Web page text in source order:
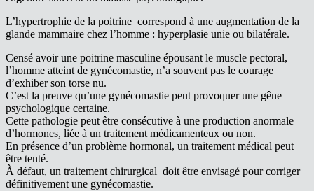
L’hypertrophie de la poitrine correspond à une augmentation de la
glande mammaire chez l’homme : hyperplasie unie ou bilatérale.
Censé avoir une poitrine masculine épousant le muscle pectoral,
l’homme atteint de gynécomastie, n’a souvent pas le courage
d’exhiber son torse nu.
C’est la preuve qu’une gynécomastie peut provoquer une gêne
psychologique certaine.
Cette pathologie peut être consécutive à une production anormale
d’hormones, liée à un traitement médicamenteux ou non.
En présence d’un problème hormonal, un traitement médical peut
être tenté.
À défaut, un traitement chirurgical doit être envisagé pour corriger
définitivement une gynécomastie.